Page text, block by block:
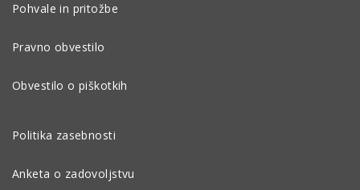
Pohvale in pritožbe
Pravno obvestilo
Obvestilo o piškotkih
Politika zasebnosti
Anketa o zadovoljstvu